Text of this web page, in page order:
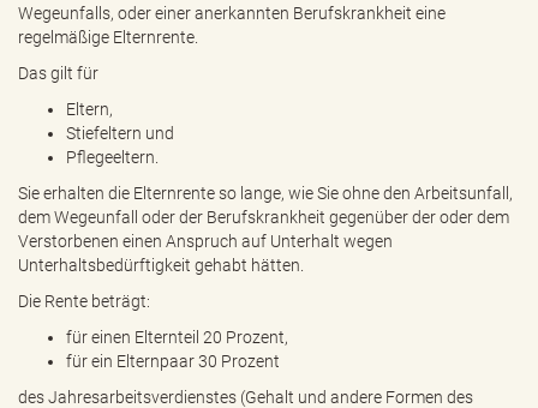
Wegeunfalls, oder einer anerkannten Berufskrankheit eine
regelmäßige Elternrente.
Das gilt für
Eltern,
Stiefeltern und
Pflegeeltern.
Sie erhalten die Elternrente so lange, wie Sie ohne den Arbeitsunfall,
dem Wegeunfall oder der Berufskrankheit gegenüber der oder dem
Verstorbenen einen Anspruch auf Unterhalt wegen
Unterhaltsbedürftigkeit gehabt hätten.
Die Rente beträgt:
für einen Elternteil 20 Prozent,
für ein Elternpaar 30 Prozent
des Jahresarbeitsverdienstes (Gehalt und andere Formen des